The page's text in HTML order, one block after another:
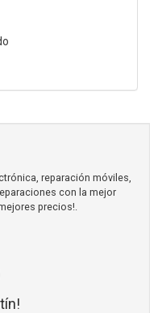
reparación móviles,
con la mejor
precios!.